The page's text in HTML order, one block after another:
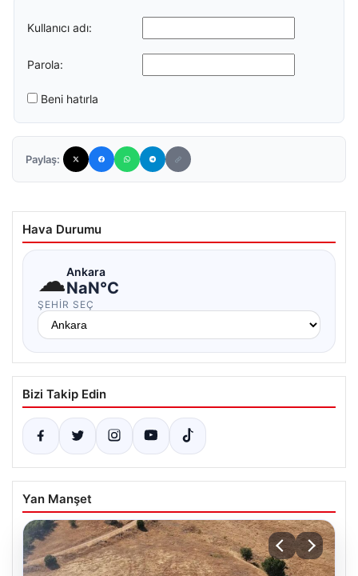
Kullanıcı adı:
Parola:
Beni hatırla
Paylaş:
Hava Durumu
☁Ankara
NaN°C
ŞEHIR SEÇ
Bizi Takip Edin
Yan Manşet